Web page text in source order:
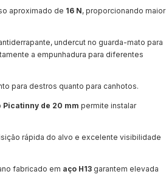
aproximado de 16 N, proporcionando maior
undercut no guarda-mato para
a empunhadura para diferentes
para destros quanto para canhotos.
Picatinny de 20 mm permite instalar
rápida do alvo e excelente visibilidade
fabricado em aço H13 garantem elevada